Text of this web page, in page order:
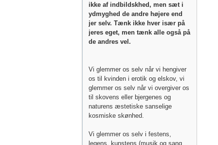
ikke af indbildskhed, men sæt i
ydmyghed de andre højere end
jer selv. Tænk ikke hver især på
jeres eget, men tænk alle også på
de andres vel.
Vi glemmer os selv når vi hengiver
os til kvinden i erotik og elskov, vi
glemmer os selv når vi overgiver os
til skovens eller bjergenes og
naturens æstetiske sanselige
kosmiske skønhed.
Vi glemmer os selv i festens,
legens, kunstens (musik og sang